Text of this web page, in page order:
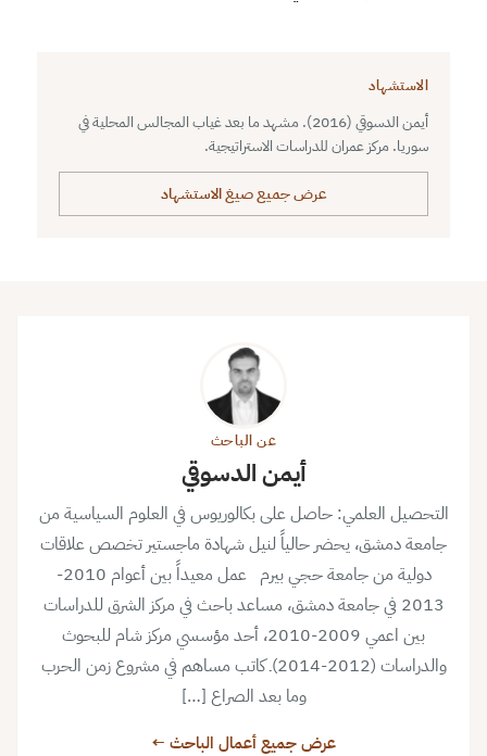
الاستشهاد
أيمن الدسوقي (2016). مشهد ما بعد غياب المجالس المحلية في
سوريا. مركز عمران للدراسات الاستراتيجية.
عرض جميع صيغ الاستشهاد
عن الباحث
أيمن الدسوقي
التحصيل العلمي: حاصل على بكالوريوس في العلوم السياسية من
جامعة دمشق، يحضر حالياً لنيل شهادة ماجستير تخصص علاقات
دولية من جامعة حجي بيرم عمل معيداً بين أعوام 2010-
2013 في جامعة دمشق، مساعد باحث في مركز الشرق للدراسات
بين اعمي 2009-2010، أحد مؤسسي مركز شام للبحوث
والدراسات (2012-2014)ـ كاتب مساهم في مشروع زمن الحرب
وما بعد الصراع […]
عرض جميع أعمال الباحث ←